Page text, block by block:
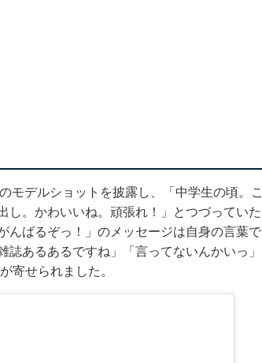
モデルショットを披露し、「中学生の頃。こ
し。かわいいね。頑張れ！」とつづっていた
んばるぞっ！」のメッセージは自身の言葉で
あるあるですね」「言ってないんかいっ」
寄せられました。